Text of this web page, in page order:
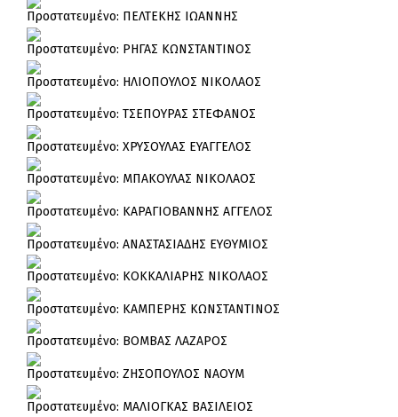
Πρoστατευμένο: ΠΕΛΤΕΚΗΣ ΙΩΑΝΝΗΣ
Πρoστατευμένο: ΡΗΓΑΣ ΚΩΝΣΤΑΝΤΙΝΟΣ
Πρoστατευμένο: ΗΛΙΟΠΟΥΛΟΣ ΝΙΚΟΛΑΟΣ
Πρoστατευμένο: ΤΣΕΠΟΥΡΑΣ ΣΤΕΦΑΝΟΣ
Πρoστατευμένο: ΧΡΥΣΟΥΛΑΣ ΕΥΑΓΓΕΛΟΣ
Πρoστατευμένο: ΜΠΑΚΟΥΛΑΣ ΝΙΚΟΛΑΟΣ
Πρoστατευμένο: ΚΑΡΑΓΙΟΒΑΝΝΗΣ ΑΓΓΕΛΟΣ
Πρoστατευμένο: ΑΝΑΣΤΑΣΙΑΔΗΣ ΕΥΘΥΜΙΟΣ
Πρoστατευμένο: ΚΟΚΚΑΛΙΑΡΗΣ ΝΙΚΟΛΑΟΣ
Πρoστατευμένο: ΚΑΜΠΕΡΗΣ ΚΩΝΣΤΑΝΤΙΝΟΣ
Πρoστατευμένο: ΒΟΜΒΑΣ ΛΑΖΑΡΟΣ
Πρoστατευμένο: ΖΗΣΟΠΟΥΛΟΣ ΝΑΟΥΜ
Πρoστατευμένο: ΜΑΛΙΟΓΚΑΣ ΒΑΣΙΛΕΙΟΣ